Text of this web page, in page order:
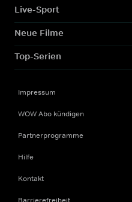
Live-Sport
Neue Filme
Top-Serien
Impressum
WOW Abo kündigen
Partnerprogramme
Hilfe
Kontakt